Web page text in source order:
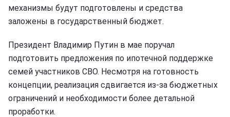
механизмы будут подготовлены и средства
заложены в государственный бюджет.
Президент Владимир Путин в мае поручал
подготовить предложения по ипотечной поддержке
семей участников СВО. Несмотря на готовность
концепции, реализация сдвигается из-за бюджетных
ограничений и необходимости более детальной
проработки.